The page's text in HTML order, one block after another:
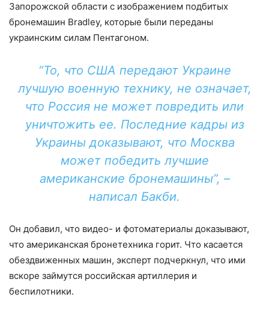
Запорожской области с изображением подбитых
бронемашин Bradley, которые были переданы
украинским силам Пентагоном.
“То, что США передают Украине
лучшую военную технику, не означает,
что Россия не может повредить или
уничтожить ее. Последние кадры из
Украины доказывают, что Москва
может победить лучшие
американские бронемашины”, –
написал Бакби.
Он добавил, что видео- и фотоматериалы доказывают,
что американская бронетехника горит. Что касается
обездвиженных машин, эксперт подчеркнул, что ими
вскоре займутся российская артиллерия и
беспилотники.